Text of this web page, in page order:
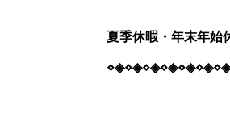
夏季休暇・年末年始